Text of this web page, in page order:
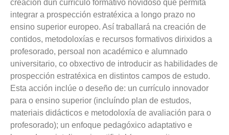
creación dun currículo formativo novidoso que permita
integrar a prospección estratéxica a longo prazo no
ensino superior europeo. Así traballará na creación de
contidos, metodoloxías e recursos formativos dirixidos a
profesorado, persoal non académico e alumnado
universitario, co obxectivo de introducir as habilidades de
prospección estratéxica en distintos campos de estudo.
Esta acción inclúe o deseño de: un currículo innovador
para o ensino superior (incluíndo plan de estudos,
materiais didácticos e metodoloxía de avaliación para o
profesorado); un enfoque pedagóxico adaptativo e